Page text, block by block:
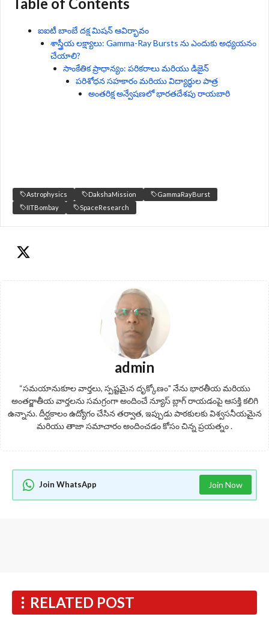
ఐఐటీ బాంబే దక్ష మిషన్ ఆవిర్భావం
శాస్త్రీయ లక్ష్యాలు: Gamma-Ray Bursts ను ఎందుకు అధ్యయనం
చేయాలి?
సాంకేతిక ప్రాధాన్యం: పరికరాలు మరియు డిజైన్
పరిశోధన సహకారం మరియు విద్యార్థుల పాత్ర
అంతరిక్ష అన్వేషణలో భారతదేశపు రాయబారి
Astrophysics DakshaMission
GammaRayBurst
IITBombay
SpaceResearch
admin
“సమయానుకూల వార్తలు, స్పష్టమైన దృక్కోణం" నేను భారతీయ మరియు
అంతర్జాతీయ వార్తలను సమగ్రంగా అందించే న్యూస్ బ్లాగ్ రాయడంపై ఆసక్తి కలిగి
ఉన్నాను. దీర్ఘకాలం ఉద్యోగం చేసిన తర్వాత, ఇప్పుడు పాఠకులకు విశ్వసనీయమైన
మరియు తాజా సమాచారం అందించడం కోసం చిన్న ప్రయత్నం .
Join WhatsApp Join Now
RELATED POST